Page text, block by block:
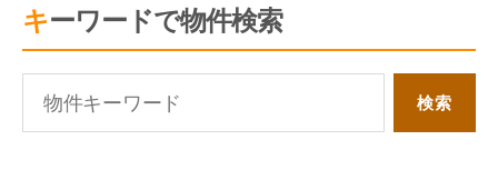
ー
ジ
送
り
キーワードで物件検索